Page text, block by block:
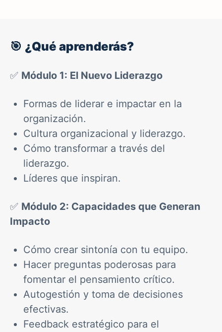
🎯 ¿Qué aprenderás?
✅ Módulo 1: El Nuevo Liderazgo
Formas de liderar e impactar en la
organización.
Cultura organizacional y liderazgo.
Cómo transformar a través del
liderazgo.
Líderes que inspiran.
✅ Módulo 2: Capacidades que Generan
Impacto
Cómo crear sintonía con tu equipo.
Hacer preguntas poderosas para
fomentar el pensamiento crítico.
Autogestión y toma de decisiones
efectivas.
Feedback estratégico para el